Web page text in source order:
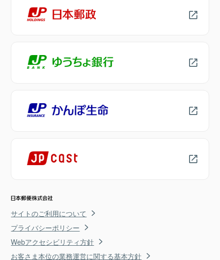
サイトのご利用について
プライバシーポリシー
Webアクセシビリティ方針
お客さま本位の業務運営に関する基本方針